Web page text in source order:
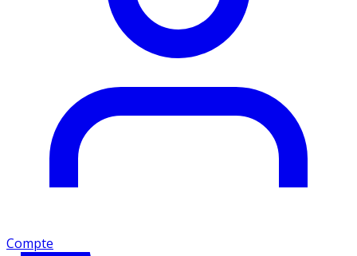
Compte